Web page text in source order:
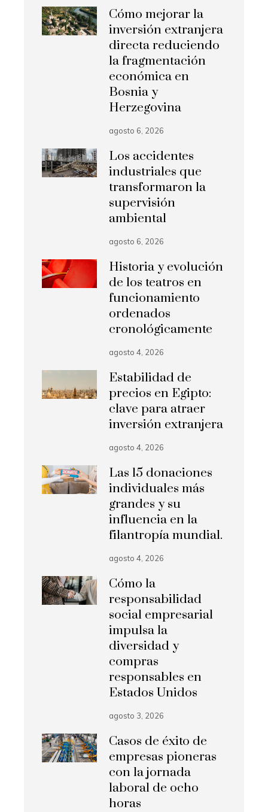
Cómo mejorar la
inversión extranjera
directa reduciendo
la fragmentación
económica en
Bosnia y
Herzegovina
agosto 6, 2026
Los accidentes
industriales que
transformaron la
supervisión
ambiental
agosto 6, 2026
Historia y evolución
de los teatros en
funcionamiento
ordenados
cronológicamente
agosto 4, 2026
Estabilidad de
precios en Egipto:
clave para atraer
inversión extranjera
agosto 4, 2026
Las 15 donaciones
individuales más
grandes y su
influencia en la
filantropía mundial.
agosto 4, 2026
Cómo la
responsabilidad
social empresarial
impulsa la
diversidad y
compras
responsables en
Estados Unidos
agosto 3, 2026
Casos de éxito de
empresas pioneras
con la jornada
laboral de ocho
horas